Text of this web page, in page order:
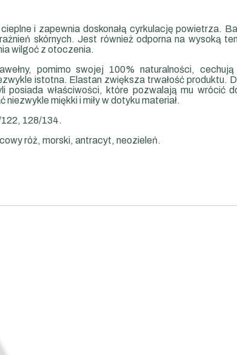
i zapewnia doskonałą cyrkulację powietrza.
skórnych. Jest również odporna na wysoką
wilgoć z otoczenia.
pomimo swojej 100% naturalności,
istotna. Elastan zwiększa trwałość produktu.
posiada właściwości, które pozwalają mu wrócić
miękki i miły w dotyku materiał.
128/134.
róż, morski, antracyt, neozieleń.